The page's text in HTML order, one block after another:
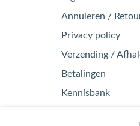
Annuleren /
Privacy policy
Verzending /
Betalingen
Kennisbank